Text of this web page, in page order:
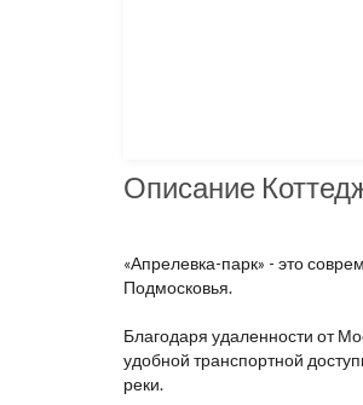
Описание
«Апрелевка-парк» - это
Подмосковья.
Благодаря удаленности от
удобной транспортной
реки.